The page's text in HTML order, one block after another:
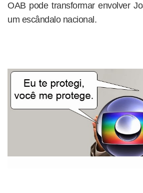
OAB pode transformar envolver
um escândalo nacional.